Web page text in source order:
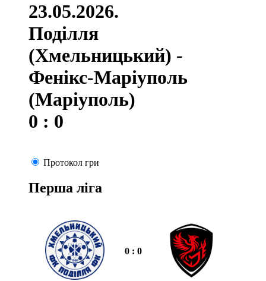
23.05.2026.
Поділля
(Хмельницький) -
Фенікс-Маріуполь
(Маріуполь)
0 : 0
Протокол гри
Перша ліга
0 : 0